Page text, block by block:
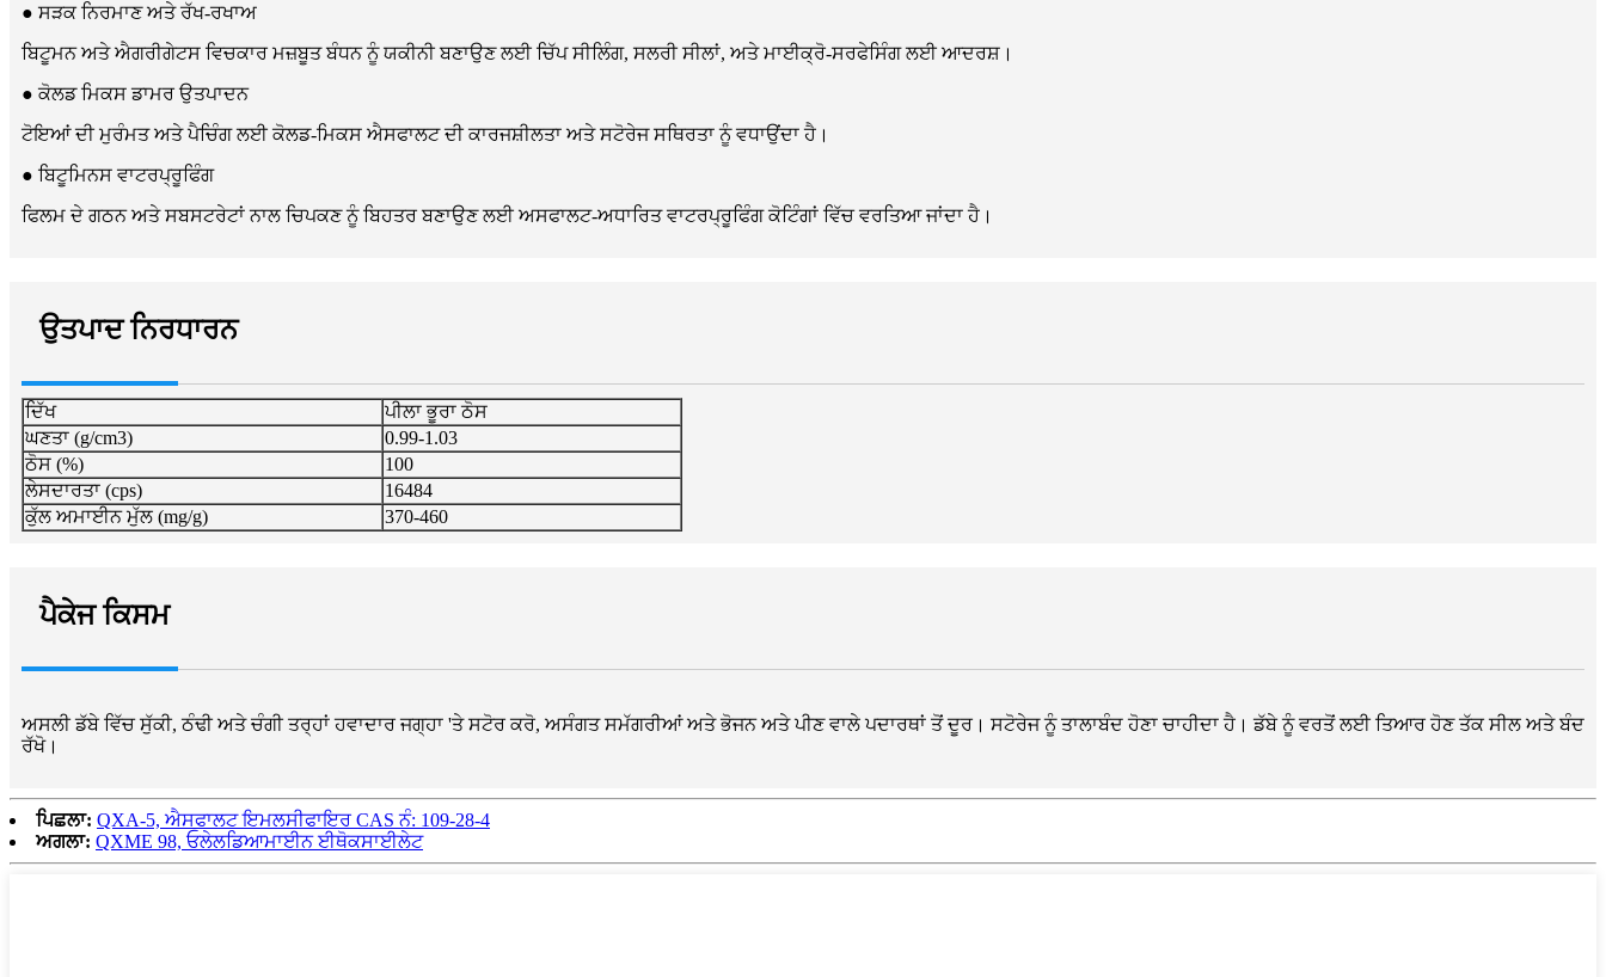
● ਸੜਕ ਨਿਰਮਾਣ ਅਤੇ ਰੱਖ-ਰਖਾਅ
ਬਿਟੂਮਨ ਅਤੇ ਐਗਰੀਗੇਟਸ ਵਿਚਕਾਰ ਮਜ਼ਬੂਤ ​​ਬੰਧਨ ਨੂੰ ਯਕੀਨੀ ਬਣਾਉਣ ਲਈ ਚਿੱਪ ਸੀਲਿੰਗ, ਸਲਰੀ ਸੀਲਾਂ, ਅਤੇ ਮਾਈਕ੍ਰੋ-ਸਰਫੇਸਿੰਗ ਲਈ ਆਦਰਸ਼।
● ਕੋਲਡ ਮਿਕਸ ਡਾਮਰ ਉਤਪਾਦਨ
ਟੋਇਆਂ ਦੀ ਮੁਰੰਮਤ ਅਤੇ ਪੈਚਿੰਗ ਲਈ ਕੋਲਡ-ਮਿਕਸ ਐਸਫਾਲਟ ਦੀ ਕਾਰਜਸ਼ੀਲਤਾ ਅਤੇ ਸਟੋਰੇਜ ਸਥਿਰਤਾ ਨੂੰ ਵਧਾਉਂਦਾ ਹੈ।
● ਬਿਟੂਮਿਨਸ ਵਾਟਰਪ੍ਰੂਫਿੰਗ
ਫਿਲਮ ਦੇ ਗਠਨ ਅਤੇ ਸਬਸਟਰੇਟਾਂ ਨਾਲ ਚਿਪਕਣ ਨੂੰ ਬਿਹਤਰ ਬਣਾਉਣ ਲਈ ਅਸਫਾਲਟ-ਅਧਾਰਿਤ ਵਾਟਰਪ੍ਰੂਫਿੰਗ ਕੋਟਿੰਗਾਂ ਵਿੱਚ ਵਰਤਿਆ ਜਾਂਦਾ ਹੈ।
ਉਤਪਾਦ ਨਿਰਧਾਰਨ
ਦਿੱਖ
ਪੀਲਾ ਭੂਰਾ ਠੋਸ
ਘਣਤਾ (g/cm3)
0.99-1.03
ਠੋਸ (%)
100
ਲੇਸਦਾਰਤਾ (cps)
16484
ਕੁੱਲ ਅਮਾਈਨ ਮੁੱਲ (mg/g)
370-460
ਪੈਕੇਜ ਕਿਸਮ
ਅਸਲੀ ਡੱਬੇ ਵਿੱਚ ਸੁੱਕੀ, ਠੰਢੀ ਅਤੇ ਚੰਗੀ ਤਰ੍ਹਾਂ ਹਵਾਦਾਰ ਜਗ੍ਹਾ 'ਤੇ ਸਟੋਰ ਕਰੋ, ਅਸੰਗਤ ਸਮੱਗਰੀਆਂ ਅਤੇ ਭੋਜਨ ਅਤੇ ਪੀਣ ਵਾਲੇ ਪਦਾਰਥਾਂ ਤੋਂ ਦੂਰ। ਸਟੋਰੇਜ ਨੂੰ ਤਾਲਾਬੰਦ ਹੋਣਾ ਚਾਹੀਦਾ ਹੈ। ਡੱਬੇ ਨੂੰ ਵਰਤੋਂ ਲਈ ਤਿਆਰ ਹੋਣ ਤੱਕ ਸੀਲ ਅਤੇ ਬੰਦ
ਰੱਖੋ।
ਪਿਛਲਾ: QXA-5, ਐਸਫਾਲਟ ਇਮਲਸੀਫਾਇਰ CAS ਨੰ: 109-28-4
ਅਗਲਾ: QXME 98, ਓਲੇਲਡਿਆਮਾਈਨ ਈਥੋਕਸਾਈਲੇਟ